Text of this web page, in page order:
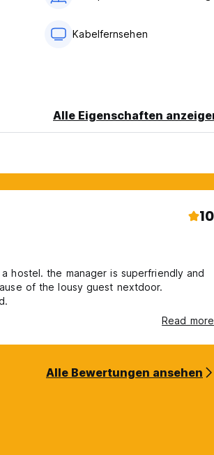
vorhanden
Kabelfernsehen
Alle Eigenschaften
10
hostel. the manager is superfriendly and
of the lousy guest nextdoor.
Read more
Alle Bewertungen ansehen